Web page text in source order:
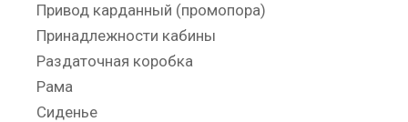
Привод карданный (промопора)
Принадлежности кабины
Раздаточная коробка
Рама
Сиденье